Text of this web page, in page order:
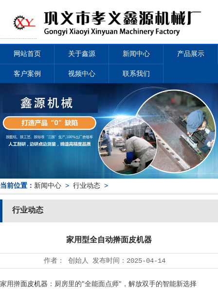
网站首页 关于鑫源 新闻中心 产品展示
客户案例 视频中心 联系我们
当前位置： 新闻中心 > 行业动态 >
行业动态
家用型全自动擀面皮机器
作者： 创始人 发布时间： 2025-04-14
家用擀面皮机器 ：厨房里的"全能面点师"，解放双手的智能新选择